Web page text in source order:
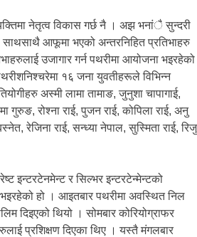
नेतृत्व विकास गर्छ नै । अझ भनांै सुन्दरी
साथसाथै आफूमा भएको अन्तरनिहित प्रतिभाहरु
उजागार गर्न पथरीमा आयोजना भइरहेको
१६ जना युवतीहरूले विभिन्न
अस्मी लामा तामाङ, जुनुशा चापागाई,
गुरुङ, रोश्ना राई, पुजन राई, कोपिला राई, अनु
रेजिना राई, सन्ध्या नेपाल, सुस्मिता राई, रिजु
इन्टरटेनमेन्ट र सिल्भर इन्टरटेन्मेन्टको
हो । आइतबार पथरीमा अवस्थित निल
दिइएको थियो । सोमबार कोरियोग्राफर
प्रशिक्षण दिएका थिए । यस्तै मंगलबार